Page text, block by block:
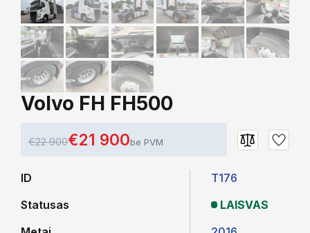
Volvo FH FH500
€22 900€21 900be PVM
ID
Statusas
T176
LAISVAS